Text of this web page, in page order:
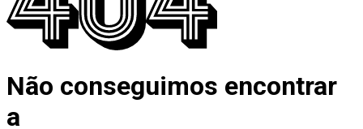
Não conseguimos encontrar
a